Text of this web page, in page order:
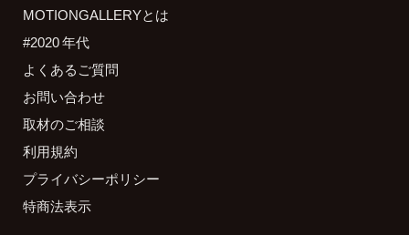
MOTIONGALLERYとは
#2020 年代
よくあるご質問
お問い合わせ
取材のご相談
利用規約
プライバシーポリシー
特商法表示